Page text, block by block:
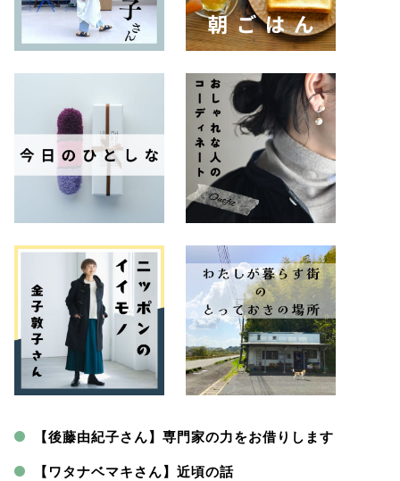
【後藤由紀子さん】専門家の力をお借りします
【ワタナベマキさん】近頃の話